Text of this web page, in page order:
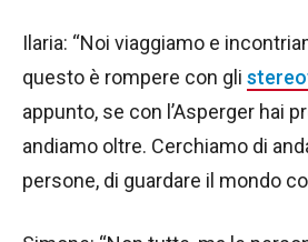
Ilaria: “Noi viaggiamo e
questo è rompere con gli
appunto, se con l’Asperger hai
andiamo oltre. Cerchiamo di
persone, di guardare il mondo